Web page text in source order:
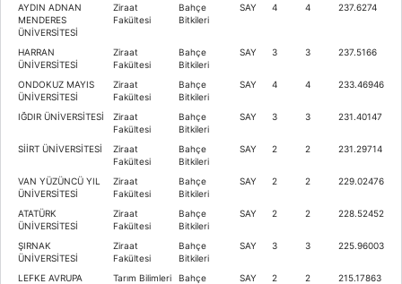
AYDIN ADNAN
MENDERES
ÜNİVERSİTESİ
Ziraat
Fakültesi
Bahçe
Bitkileri
SAY 4 4 237.6274
HARRAN
ÜNİVERSİTESİ
Ziraat
Fakültesi
Bahçe
Bitkileri
SAY 3 3 237.5166
ONDOKUZ MAYIS
ÜNİVERSİTESİ
Ziraat
Fakültesi
Bahçe
Bitkileri
SAY 4 4 233.46946
IĞDIR ÜNİVERSİTESİ
Ziraat
Fakültesi
Bahçe
Bitkileri
SAY 3 3 231.40147
SİİRT ÜNİVERSİTESİ
Ziraat
Fakültesi
Bahçe
Bitkileri
SAY 2 2 231.29714
VAN YÜZÜNCÜ YIL
ÜNİVERSİTESİ
Ziraat
Fakültesi
Bahçe
Bitkileri
SAY 2 2 229.02476
ATATÜRK
ÜNİVERSİTESİ
Ziraat
Fakültesi
Bahçe
Bitkileri
SAY 2 2 228.52452
ŞIRNAK
ÜNİVERSİTESİ
Ziraat
Fakültesi
Bahçe
Bitkileri
SAY 3 3 225.96003
LEFKE AVRUPA Tarım Bilimleri Bahçe SAY 2 2 215.17863